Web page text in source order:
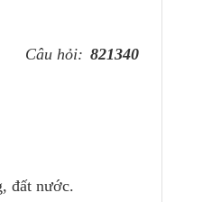
Câu hỏi: 821340
đất nước.